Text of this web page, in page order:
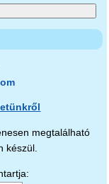
megtalálható
készül.